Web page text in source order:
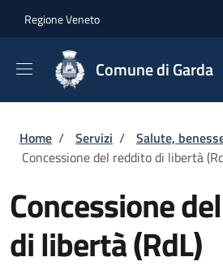
Regione Veneto
Comune di Garda
Briciole di pane
Home / Servizi / Salute,
Concessione del reddito di libertà
Concessione
di libertà (RdL)